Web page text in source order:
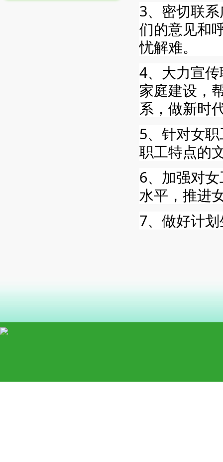
3、密切联
们的意见和
忧解难。
4、大力宣
家庭建设，
系，做新时
5、针对女
职工特点的
6、加强对
水平，推进
7、做好计